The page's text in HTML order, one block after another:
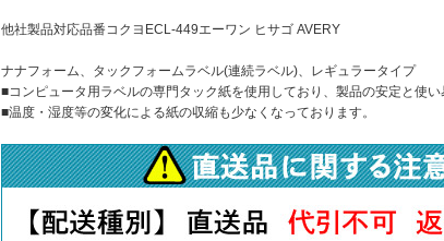
他社製品対応品番コクヨECL-449エーワン ヒサゴ AVERY
ナナフォーム、タックフォームラベル(連続ラベル)、レギュラータイプ
■コンピュータ用ラベルの専門タック紙を使用しており、製品の安定と使
■温度・湿度等の変化による紙の収縮も少なくなっております。